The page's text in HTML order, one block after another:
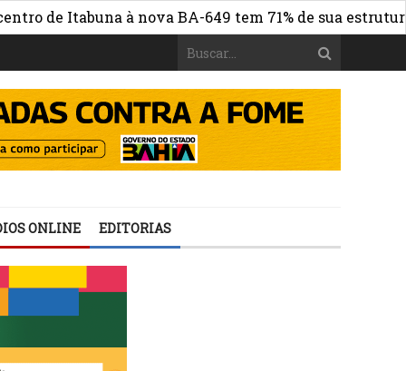
Itabuna à nova BA-649 tem 71% de sua estrutura de
ONLINE EDITORIAS